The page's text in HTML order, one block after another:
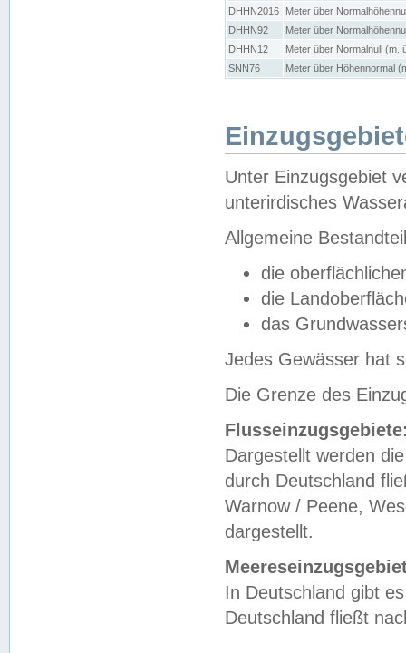
DHHN2016
Meter über
DHHN92
Meter über
DHHN12
Meter über Normalnull (m.
SNN76
Meter über Höhennormal
Unter Einzugsgebiet
unterirdisches
Allgemeine
die
die
das
Jedes Gewässer hat
Die Grenze des
Dargestellt werden
durch Deutschland
Warnow / Peene,
dargestellt.
In Deutschland gibt
Deutschland fließt